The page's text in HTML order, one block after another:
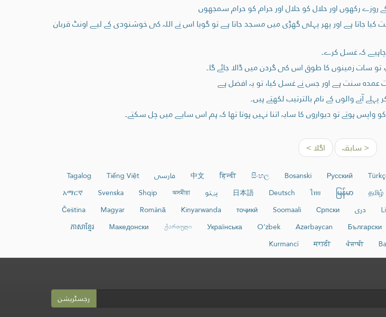
روزے رکھوں اور حلال کو حلال اور حرام کو حرام سمجھوں
ہے اور پھر پہلی گھڑی میں مسجد جاتا ہے تو گویا اس نے اللہ کی خوشنودی کے لیے اونٹ قربان
کہ غسل کرے۔
زمینوں کا طوق اس کی گردن میں ڈالا جائے گا۔
عمدہ سنت ہے اور جس نے غسل کیا، تو یہ افضل ہے
آنے والوں کے نام بالترتیب لکھتے ہیں۔
ہوتے تو دیواروں کا سایہ اتنا نہیں ہوتا تھا کہ ہم اس سایے میں چل سکتے۔
< سابقہ اگلا >
Русский
Bosanski
සිංහල
हिन्दी
中文 فارسی Tiếng Việt
Tagalog
தமிழ்
မြန်မာ
ไทย
Deutsch
日本語 پښتو অসমীয়া
Shqip
Svenska
አማርኛ
دری Српски
Soomaali
тоҷикӣ
Kinyarwanda
Română
Magyar
Čeština
Български
Azərbaycan
O‘zbek
Українська
ქართული
Македонски
ភាសាខ្មែរ
ਪੰਜਾਬੀ
मराठी
Kurmancî
رجسٹریشن